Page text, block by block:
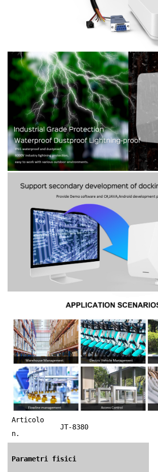
Articolo
n.
JT-8380
Parametri fisici